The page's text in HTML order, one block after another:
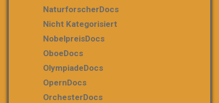
NaturforscherDocs
Nicht Kategorisiert
NobelpreisDocs
OboeDocs
OlympiadeDocs
OpernDocs
OrchesterDocs